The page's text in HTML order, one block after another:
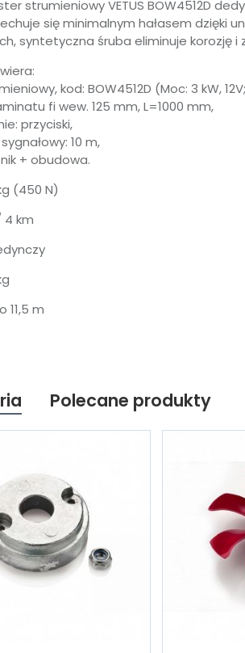
strumieniowy VETUS BOW4512D
się minimalnym hałasem dzięki
syntetyczna śruba eliminuje korozję i
kod: BOW4512D (Moc: 3 kW,
fi wew. 125 mm, L=1000 mm,
przyciski,
10 m,
+ obudowa.
(450 N)
4 km
11,5 m
Polecane produkty